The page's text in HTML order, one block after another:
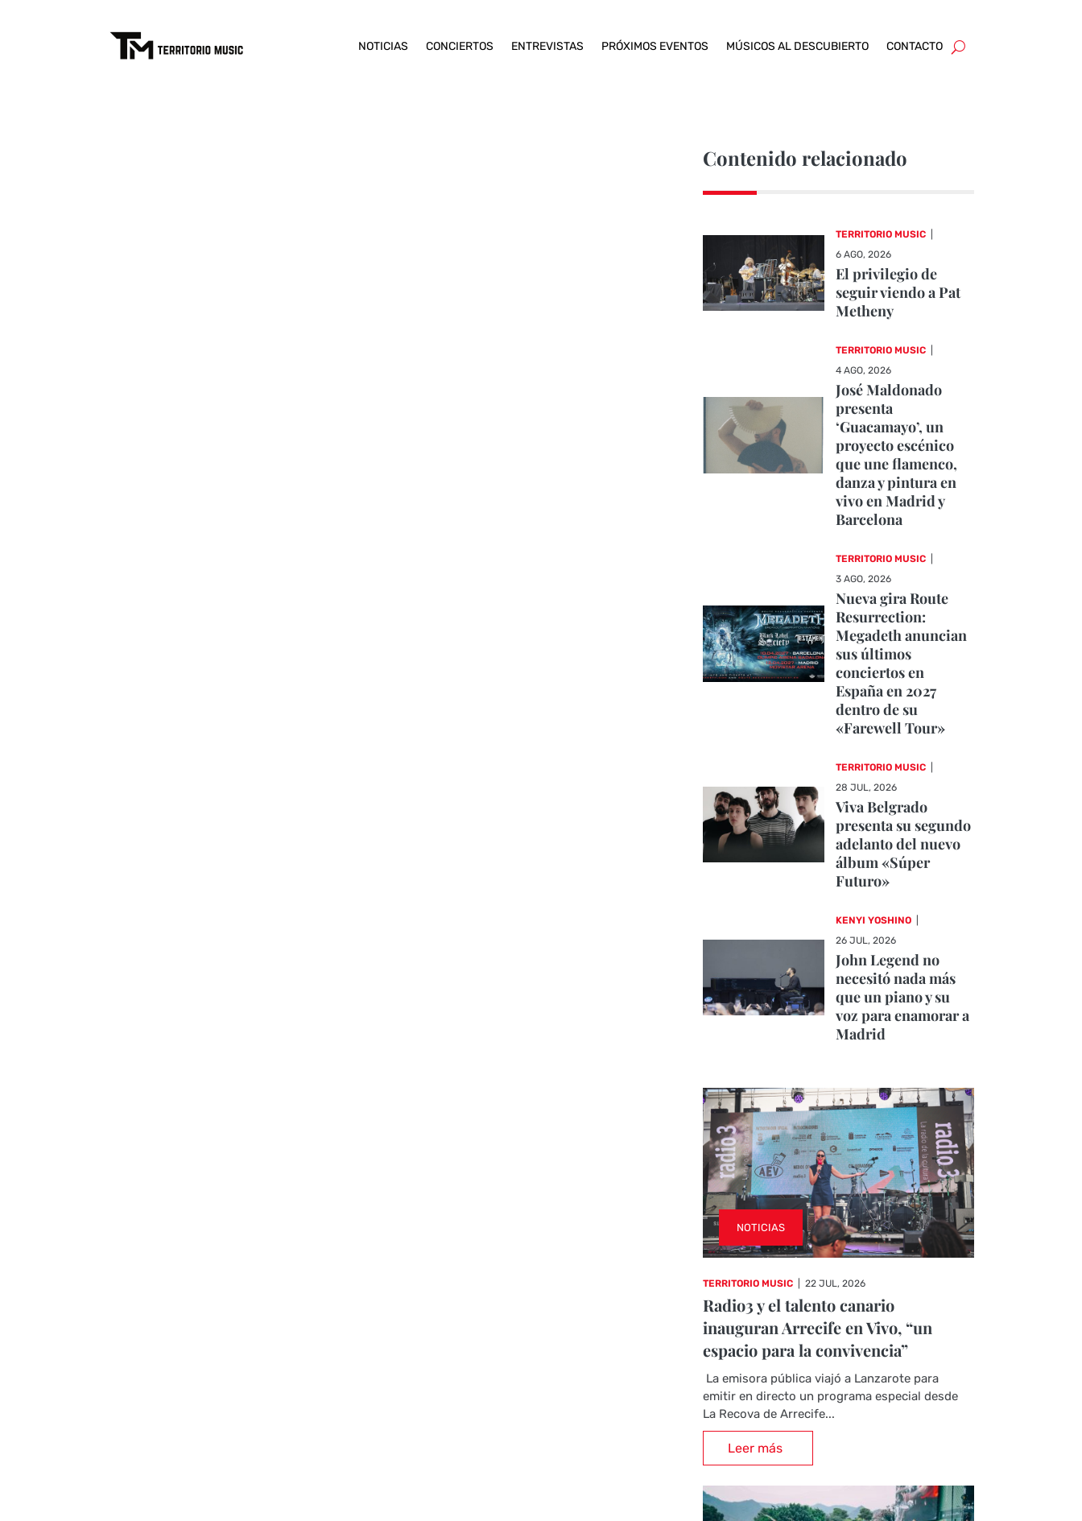
NOTICIAS CONCIERTOS ENTREVISTAS PRÓXIMOS EVENTOS MÚSICOS AL DESCUBIERTO CONTACTO
Contenido relacionado
TERRITORIO MUSIC
6 AGO, 2026
El privilegio de
seguir viendo a Pat
Metheny
TERRITORIO MUSIC
4 AGO, 2026
José Maldonado
presenta
‘Guacamayo’, un
proyecto escénico
que une flamenco,
danza y pintura en
vivo en Madrid y
Barcelona
TERRITORIO MUSIC
3 AGO, 2026
Nueva gira Route
Resurrection:
Megadeth anuncian
sus últimos
conciertos en
España en 2027
dentro de su
«Farewell Tour»
TERRITORIO MUSIC
28 JUL, 2026
Viva Belgrado
presenta su segundo
adelanto del nuevo
álbum «Súper
Futuro»
KENYI YOSHINO
26 JUL, 2026
John Legend no
necesitó nada más
que un piano y su
voz para enamorar a
Madrid
NOTICIAS
TERRITORIO MUSIC 22 JUL, 2026
Radio3 y el talento canario
inauguran Arrecife en Vivo, “un
espacio para la convivencia”
La emisora pública viajó a Lanzarote para
emitir en directo un programa especial desde
La Recova de Arrecife...
Leer más